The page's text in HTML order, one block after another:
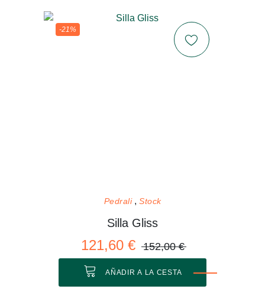
-21%
Pedrali Stock
Silla Gliss
121,60 € 152,00 €
AÑADIR A LA CESTA